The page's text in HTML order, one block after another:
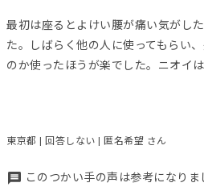
最初は座るとよけい腰が痛い気がし
た。しばらく他の人に使ってもらい
のか使ったほうが楽でした。ニオイ
東京都 | 回答しない | 匿名希望 さん
このつかい手の声は参考になりま